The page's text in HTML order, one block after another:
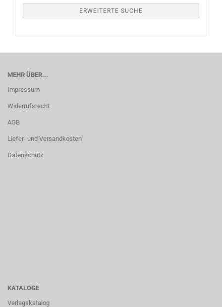
ERWEITERTE SUCHE
MEHR ÜBER...
Impressum
Widerrufsrecht
AGB
Liefer- und Versandkosten
Datenschutz
KATALOGE
Verlagskatalog